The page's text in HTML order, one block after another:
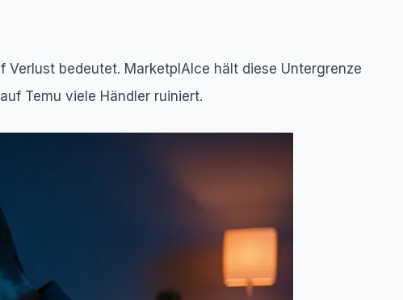
bedeutet. MarketplAIce hält diese Untergrenze
Temu viele Händler ruiniert.